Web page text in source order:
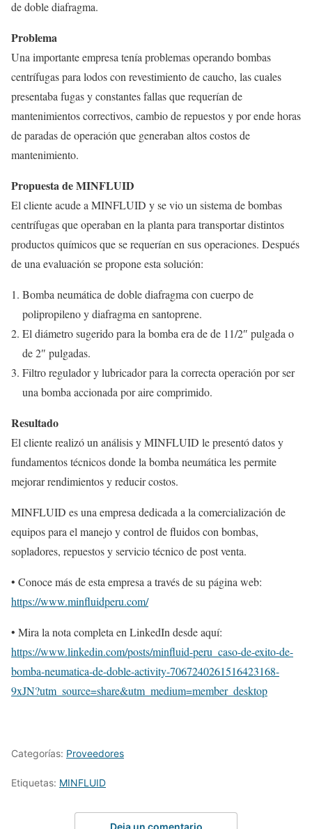
de doble diafragma.
Problema
Una importante empresa tenía problemas operando bombas
centrífugas para lodos con revestimiento de caucho, las cuales
presentaba fugas y constantes fallas que requerían de
mantenimientos correctivos, cambio de repuestos y por ende horas
de paradas de operación que generaban altos costos de
mantenimiento.
Propuesta de MINFLUID
El cliente acude a MINFLUID y se vio un sistema de bombas
centrífugas que operaban en la planta para transportar distintos
productos químicos que se requerían en sus operaciones. Después
de una evaluación se propone esta solución:
Bomba neumática de doble diafragma con cuerpo de
polipropileno y diafragma en santoprene.
El diámetro sugerido para la bomba era de de 11/2″ pulgada o
de 2″ pulgadas.
Filtro regulador y lubricador para la correcta operación por ser
una bomba accionada por aire comprimido.
Resultado
El cliente realizó un análisis y MINFLUID le presentó datos y
fundamentos técnicos donde la bomba neumática les permite
mejorar rendimientos y reducir costos.
MINFLUID es una empresa dedicada a la comercialización de
equipos para el manejo y control de fluidos con bombas,
sopladores, repuestos y servicio técnico de post venta.
• Conoce más de esta empresa a través de su página web:
https://www.minfluidperu.com/
• Mira la nota completa en LinkedIn desde aquí:
https://www.linkedin.com/posts/minfluid-peru_caso-de-exito-de-
bomba-neumatica-de-doble-activity-7067240261516423168-
9xJN?utm_source=share&utm_medium=member_desktop
Categorías: Proveedores
Etiquetas: MINFLUID
Deja un comentario